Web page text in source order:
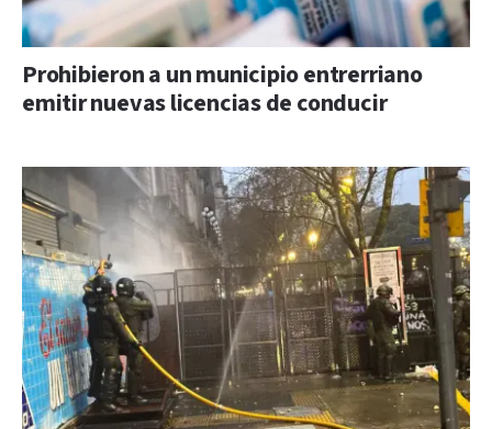
Prohibieron a un municipio entrerriano
emitir nuevas licencias de conducir